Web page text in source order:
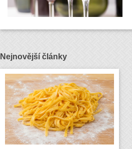
Nejnovější články